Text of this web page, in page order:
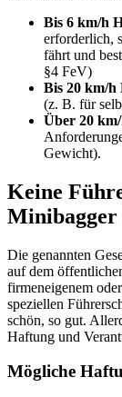
Bis 6 km/h
erforderlich,
fährt und
§4 FeV)
Bis 20 km/h
(z. B. für
Über 20
Gewicht).
Keine
Die genannten
auf dem
firmeneigenem
speziellen
schön, so gut.
Haftung und
Mögliche